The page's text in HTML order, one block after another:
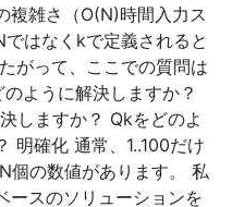
複雑さ（O(N)時間入力ス
はなくkで定義されると
がって、ここでの質問は
ように解決しますか？
しますか？ Qkをどのよ
明確化 通常、1..100だけ
個の数値があります。 私
ースのソリューションを